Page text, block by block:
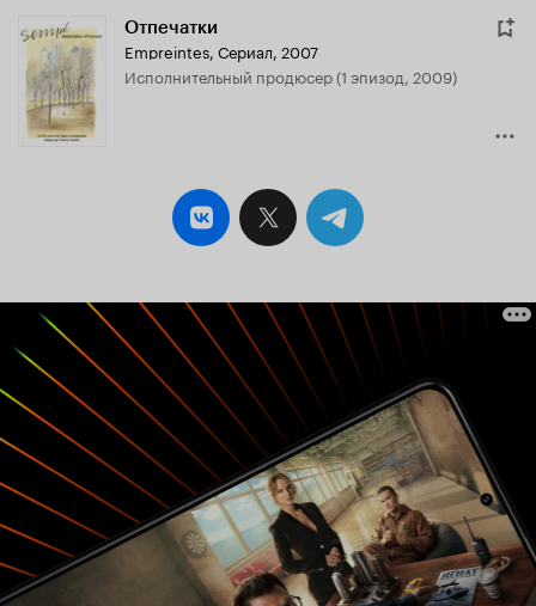
Отпечатки
Empreintes, Сериал, 2007
исполнительный продюсер (1 эпизод, 2009)